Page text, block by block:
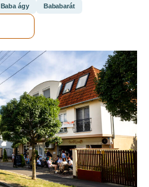
Baba ágy Bababarát